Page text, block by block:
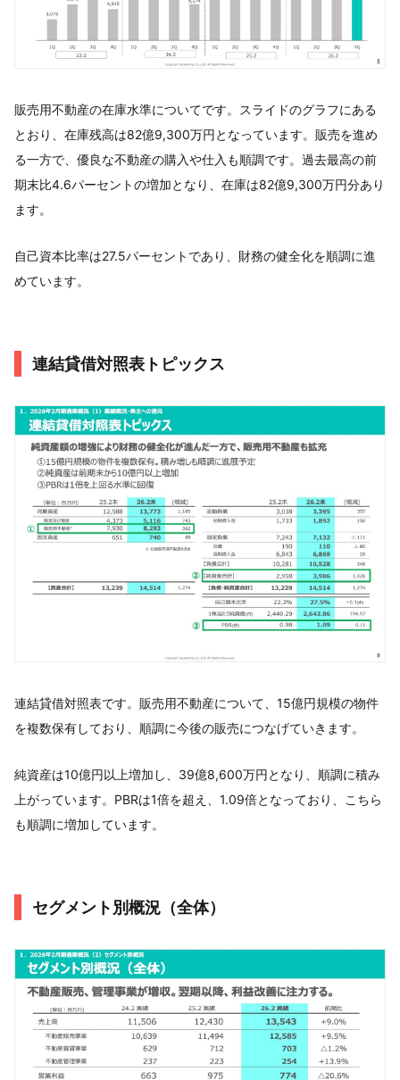
販売用不動産の在庫水準についてです。スライドのグラフにある
とおり、在庫残高は82億9,300万円となっています。販売を進め
る一方で、優良な不動産の購入や仕入も順調です。過去最高の前
期末比4.6パーセントの増加となり、在庫は82億9,300万円分あり
ます。
自己資本比率は27.5パーセントであり、財務の健全化を順調に進
めています。
連結貸借対照表トピックス
連結貸借対照表です。販売用不動産について、15億円規模の物件
を複数保有しており、順調に今後の販売につなげていきます。
純資産は10億円以上増加し、39億8,600万円となり、順調に積み
上がっています。PBRは1倍を超え、1.09倍となっており、こちら
も順調に増加しています。
セグメント別概況（全体）